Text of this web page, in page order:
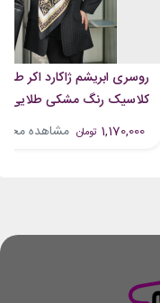
روسری ابریشم ژاکارد اکر طرح
کلاسیک رنگ مشکی طلایی
1,170,000 تومان مشاهده